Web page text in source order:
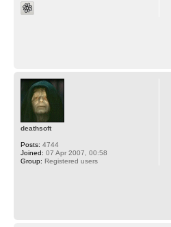
deathsoft
Posts: 4744
Joined: 07 Apr 2007, 00:58
Group: Registered users